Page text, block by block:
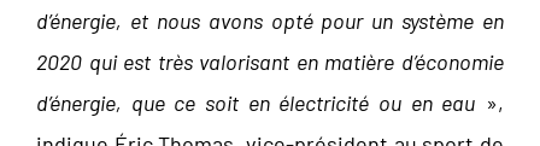
d’énergie, et nous avons opté pour un système en
2020 qui est très valorisant en matière d’économie
d’énergie, que ce soit en électricité ou en eau »,